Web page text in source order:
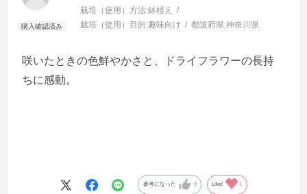
栽培（使用）方法:鉢植え
栽培（使用）目的:趣味向け 都道府県:神奈川県
咲いたときの色鮮やかさと、ドライフラワーの長持
ちに感動。
参考になった 0 Like! 1